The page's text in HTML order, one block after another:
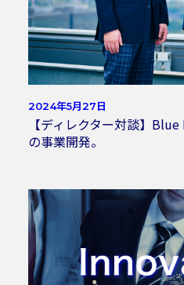
2024年5月27日
【ディレクター対談】
の事業開発。